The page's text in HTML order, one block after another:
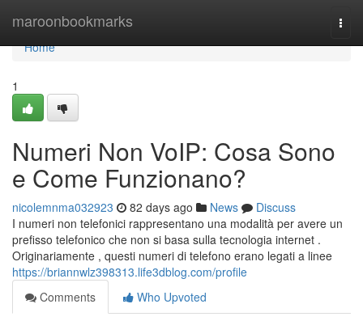
maroonbookmarks
Home
Home
1
Numeri Non VoIP: Cosa Sono
e Come Funzionano?
nicolemnma032923 82 days ago News
Discuss
I numeri non telefonici rappresentano una modalità per avere un
prefisso telefonico che non si basa sulla tecnologia internet .
Originariamente , questi numeri di telefono erano legati a linee
https://briannwlz398313.life3dblog.com/profile
Comments
Who Upvoted